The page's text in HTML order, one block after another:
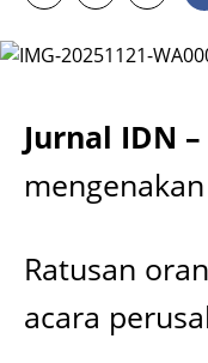
Jurnal IDN –
Ratusan
acara